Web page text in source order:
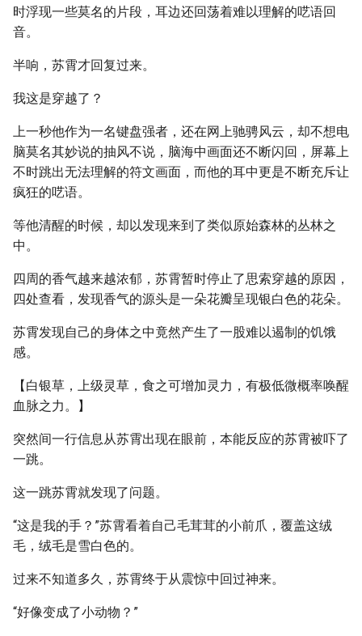
时浮现一些莫名的片段，耳边还回荡着难以理解的呓语回
音。
半响，苏霄才回复过来。
我这是穿越了？
上一秒他作为一名键盘强者，还在网上驰骋风云，却不想电
脑莫名其妙说的抽风不说，脑海中画面还不断闪回，屏幕上
不时跳出无法理解的符文画面，而他的耳中更是不断充斥让
疯狂的呓语。
等他清醒的时候，却以发现来到了类似原始森林的丛林之
中。
四周的香气越来越浓郁，苏霄暂时停止了思索穿越的原因，
四处查看，发现香气的源头是一朵花瓣呈现银白色的花朵。
苏霄发现自己的身体之中竟然产生了一股难以遏制的饥饿
感。
【白银草，上级灵草，食之可增加灵力，有极低微概率唤醒
血脉之力。】
突然间一行信息从苏霄出现在眼前，本能反应的苏霄被吓了
一跳。
这一跳苏霄就发现了问题。
“这是我的手？”苏霄看着自己毛茸茸的小前爪，覆盖这绒
毛，绒毛是雪白色的。
过来不知道多久，苏霄终于从震惊中回过神来。
“好像变成了小动物？”